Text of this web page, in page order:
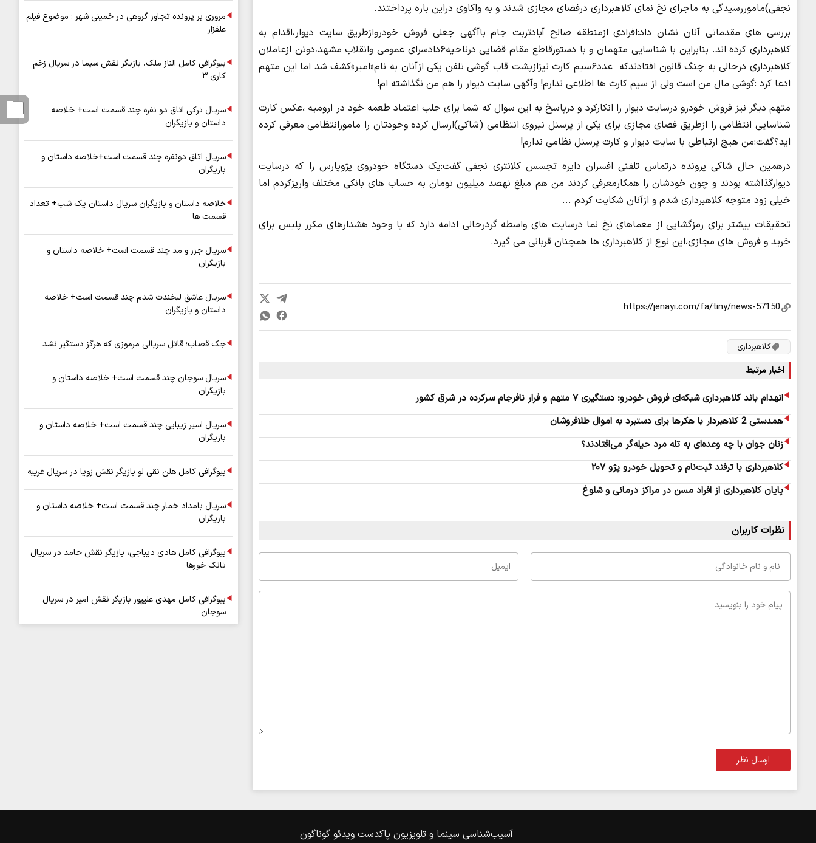
نجفی)ماموررسیدگی به ماجرای نخ نمای کلاهبرداری درفضای مجازی شدند و به واکاوی دراین باره پرداختند.
بررسی های مقدماتی آنان نشان داد:افرادی ازمنطقه صالح آبادتربت جام باآگهی جعلی فروش خودروازطریق سایت دیوار،اقدام به
کلاهبرداری کرده اند. بنابراین با شناسایی متهمان و با دستورقاطع مقام قضایی درناحیه۶دادسرای عمومی وانقلاب مشهد،دوتن ازعاملان
کلاهبرداری درحالی به چنگ قانون افتادندکه عدد۶سیم کارت نیزازپشت قاب گوشی تلفن یکی ازآنان به نام«امیر»کشف شد اما این متهم
ادعا کرد :گوشی مال من است ولی از سیم کارت ها اطلاعی ندارم! وآگهی سایت دیوار را هم من نگذاشته ام!
متهم دیگر نیز فروش خودرو درسایت دیوار را انکارکرد و درپاسخ به این سوال که شما برای جلب اعتماد طعمه خود در ارومیه ،عکس کارت
شناسایی انتظامی را ازطریق فضای مجازی برای یکی از پرسنل نیروی انتظامی (شاکی)ارسال کرده وخودتان را مامورانتظامی معرفی کرده
اید؟گفت:من هیچ ارتباطی با سایت دیوار و کارت پرسنل نظامی ندارم!
درهمین حال شاکی پرونده درتماس تلفنی افسران دایره تجسس کلانتری نجفی گفت:یک دستگاه خودروی پژوپارس را که درسایت
دیوارگذاشته بودند و چون خودشان را همکارمعرفی کردند من هم مبلغ نهصد میلیون تومان به حساب های بانکی مختلف واریزکردم اما
خیلی زود متوجه کلاهبرداری شدم و ازآنان شکایت کردم ...
تحقیقات بیشتر برای رمزگشایی از معماهای نخ نما درسایت های واسطه گردرحالی ادامه دارد که با وجود هشدارهای مکرر پلیس برای
خرید و فروش های مجازی،این نوع از کلاهبرداری ها همچنان قربانی می گیرد.
کلاهبرداری
اخبار مرتبط
انهدام باند کلاهبرداری شبکه‌ای فروش خودرو؛ دستگیری ۷ متهم و فرار نافرجام سرکرده در شرق کشور
همدستی 2 کلاهبردار با هکرها برای دستبرد به اموال طلافروشان
زنان جوان با چه وعده‌ای به تله مرد حیله‌گر می‌افتادند؟
کلاهبرداری با ترفند ثبت‌نام و تحویل خودرو پژو ۲۰۷
پایان کلاهبرداری از افراد مسن در مراکز درمانی و شلوغ
نظرات کاربران
ارسال نظر
مروری بر پرونده تجاوز گروهی در خمینی شهر ؛ موضوع فیلم
علفزار
بیوگرافی کامل الناز ملک، بازیگر نقش سیما در سریال زخم
کاری ۳
سریال ترکی اتاق دو نفره چند قسمت است+ خلاصه
داستان و بازیگران
سریال اتاق دونفره چند قسمت است+خلاصه داستان و
بازیگران
خلاصه داستان و بازیگران سریال داستان یک شب+ تعداد
قسمت ها
سریال جزر و مد چند قسمت است+ خلاصه داستان و
بازیگران
سریال عاشق لبخندت شدم چند قسمت است+ خلاصه
داستان و بازیگران
جک قصاب؛ قاتل سریالی مرموزی که هرگز دستگیر نشد
سریال سوجان چند قسمت است+ خلاصه داستان و
بازیگران
سریال اسیر زیبایی چند قسمت است+ خلاصه داستان و
بازیگران
بیوگرافی کامل هلن نقی لو بازیگر نقش زویا در سریال غریبه
سریال بامداد خمار چند قسمت است+ خلاصه داستان و
بازیگران
بیوگرافی کامل هادی دیباجی، بازیگر نقش حامد در سریال
تانک خورها
بیوگرافی کامل مهدی علیپور بازیگر نقش امیر در سریال
سوجان
آسیب‌شناسی سینما و تلویزیون پاکدست ویدئو گوناگون